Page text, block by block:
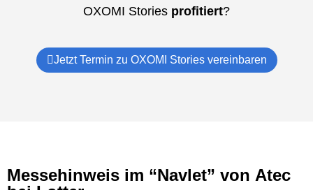
OXOMI Stories profitiert?
Jetzt Termin zu OXOMI Stories vereinbaren
Messehinweis im “Navlet” von Atec